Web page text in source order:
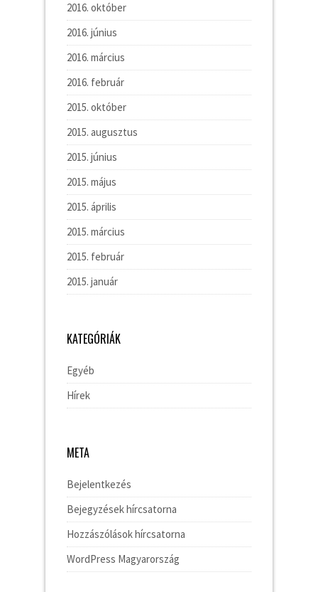
2016. október
2016. június
2016. március
2016. február
2015. október
2015. augusztus
2015. június
2015. május
2015. április
2015. március
2015. február
2015. január
KATEGÓRIÁK
Egyéb
Hírek
META
Bejelentkezés
Bejegyzések hírcsatorna
Hozzászólások hírcsatorna
WordPress Magyarország